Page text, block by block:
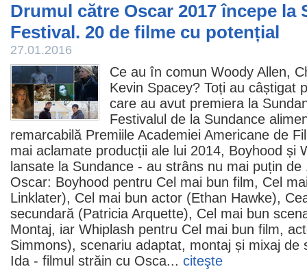
Drumul către Oscar 2017 începe la
Festival. 20 de filme cu potențial
27.01.2016
Ce au în comun Woody Allen,
Kevin Spacey? Toți au câștigat
care au avut premiera la
Festivalul de la Sundance
remarcabilă Premiile Academiei Americane de
mai aclamate producții ale lui 2014, Boyhood și
lansate la Sundance - au strâns nu mai puțin de
Oscar: Boyhood pentru Cel mai bun film, Cel
Linklater), Cel mai bun actor (Ethan Hawke),
secundară (Patricia Arquette), Cel mai bun
Montaj, iar Whiplash pentru Cel mai bun film,
Simmons), scenariu adaptat, montaj și mixaj de
Ida - filmul străin cu Osca... citeşte